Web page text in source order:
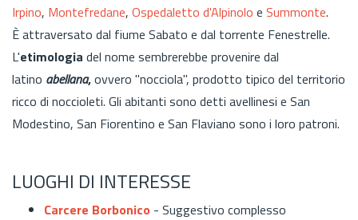
Irpino, Montefredane, Ospedaletto d'Alpinolo e Summonte.
È attraversato dal fiume Sabato e dal torrente Fenestrelle.
L'etimologia del nome sembrerebbe provenire dal
latino abellana,ovvero "nocciola", prodotto tipico del territorio
ricco di noccioleti. Gli abitanti sono detti avellinesi e San
Modestino, San Fiorentino e San Flaviano sono i loro patroni.
LUOGHI DI INTERESSE
Carcere Borbonico - Suggestivo complesso